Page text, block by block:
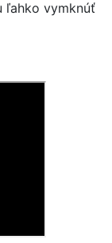
ľahko vymknúť